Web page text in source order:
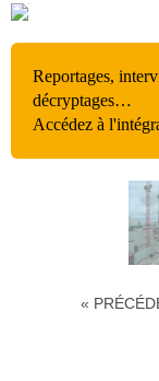
Reportages,
décryptages…
Accédez à
«